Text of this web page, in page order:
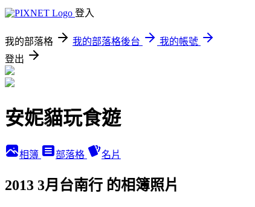
登入
我的部落格 我的部落格後台
我的帳號
登出
安妮貓玩食遊
相簿 部落格 名片
2013 3月台南行 的相簿照片